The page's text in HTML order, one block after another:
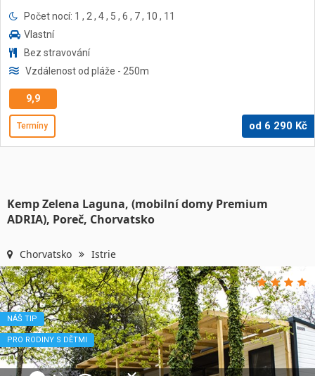
Počet nocí: 1 , 2 , 4 , 5 , 6 , 7 , 10 , 11
Vlastní
Bez stravování
Vzdálenost od pláže - 250m
9,9
Termíny od 6 290 Kč
Kemp Zelena Laguna, (mobilní domy Premium
ADRIA), Poreč, Chorvatsko
Chorvatsko Istrie
NÁŠ TIP
PRO RODINY S DĚTMI